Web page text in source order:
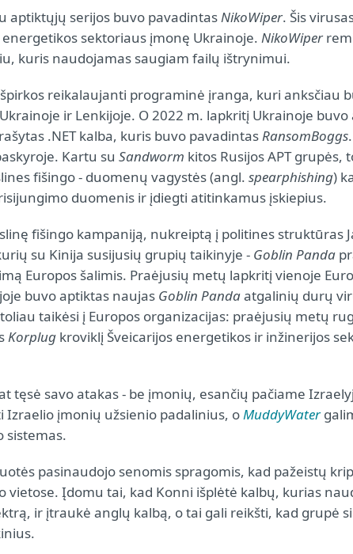
aptiktųjų serijos buvo pavadintasNikoWiper. Šis
sektoriaus įmonę Ukrainoje. NikoWiper
kuris naudojamas saugiam failų ištrynimui.
reikalaujanti programinė įranga, kuri anksčiau
ir Lenkijoje. O 2022 m. lapkritį Ukrainoje buvo
.NET kalba, kuris buvo pavadintasRansomBoggs
Kartu su Sandworm kitos Rusijos APT grupės,
fišingo - duomenų vagystės (angl. spearphishing)
duomenis ir įdiegti atitinkamus įskiepius.
fišingo kampaniją, nukreiptą į politines struktūras
su Kinija susijusių grupių taikinyje - Goblin Panda
Europos šalimis. Praėjusių metų lapkritį vienoje
buvo aptiktas naujas Goblin Pandaatgalinių durų
taikėsi į Europos organizacijas: praėjusių metų
Korplug kroviklį Šveicarijos energetikos ir inžinerijos
tęsė savo atakas - be įmonių, esančių pačiame
įmonių užsienio padalinius, oMuddyWater
sistemas.
pasinaudojo senomis spragomis, kad pažeistų
vietose. Įdomu tai, kad Konni išplėtė kalbų, kurias
ir įtraukė anglų kalbą, o tai gali reikšti, kad grupė